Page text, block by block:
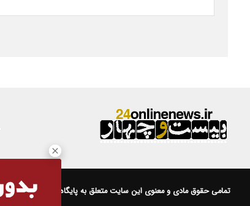
تمامی حقوق مادی و معنوی این سایت متعلق به پایگاه خبری 24 است.